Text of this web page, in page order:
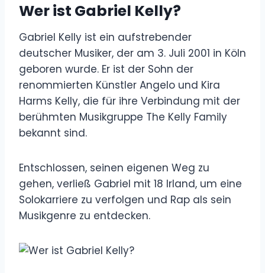
Wer ist Gabriel Kelly?
Gabriel Kelly ist ein aufstrebender
deutscher Musiker, der am 3. Juli 2001 in Köln
geboren wurde. Er ist der Sohn der
renommierten Künstler Angelo und Kira
Harms Kelly, die für ihre Verbindung mit der
berühmten Musikgruppe The Kelly Family
bekannt sind.
Entschlossen, seinen eigenen Weg zu
gehen, verließ Gabriel mit 18 Irland, um eine
Solokarriere zu verfolgen und Rap als sein
Musikgenre zu entdecken.